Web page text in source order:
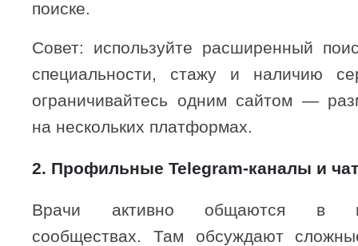
поиске.
Совет: используйте расширенный
специальности, стажу и наличию
ограничивайтесь одним сайтом —
на нескольких платформах.
2. Профильные Telegram-каналы и
Врачи активно общаются в
сообществах. Там обсуждают